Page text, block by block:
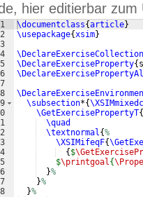
hier editierbar zum
1
2
3
4
5
6
7
8
9
\documentclass{article}
\usepackage{xsim}
\DeclareExerciseCollection
\DeclareExerciseProperty{
\subsection*{
\GetExercisePropertyT{
\quad
\textnormal{%
\XSIMifeqF{
{ $
$\printgoal{
}%
}%
}%